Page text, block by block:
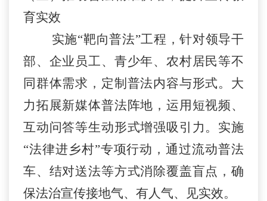
育实效
实施“靶向普法”工程，针对领导干
部、企业员工、青少年、农村居民等不
同群体需求，定制普法内容与形式。大
力拓展新媒体普法阵地，运用短视频、
互动问答等生动形式增强吸引力。实施
“法律进乡村”专项行动，通过流动普法
车、结对送法等方式消除覆盖盲点，确
保法治宣传接地气、有人气、见实效。